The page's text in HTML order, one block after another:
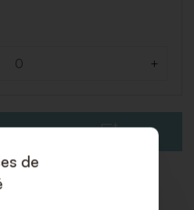
+
DE DEVIS
de